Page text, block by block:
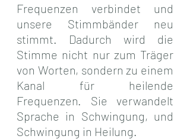
Frequenzen verbindet und
unsere Stimmbänder neu
stimmt. Dadurch wird die
Stimme nicht nur zum Träger
von Worten, sondern zu einem
Kanal für heilende
Frequenzen. Sie verwandelt
Sprache in Schwingung, und
Schwingung in Heilung.